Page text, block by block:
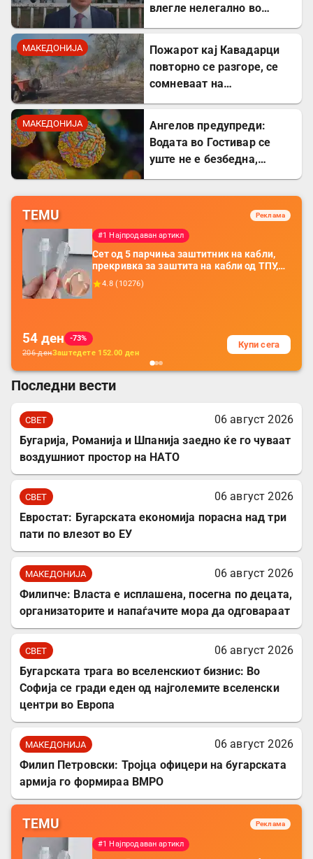
влегле нелегално во
МАКЕДОНИЈА
Пожарот кај Кавадарци
повторно се разгоре, се
сомневаат на
МАКЕДОНИЈА
Ангелов предупреди:
Водата во Гостивар се
уште не е безбедна,
TEMU Реклама
#1 Најпродаван артикл
Сет од 5 парчиња заштитник на кабли,
прекривка за заштита на кабли од ТПУ,
додатоци за заштита на кабли, без
батерија, за мобилни телефони, комплет
4.8 ( 10276)
54 ден
-73%
206денЗаштедете 152.00 ден
Купи сега
Последни вести
СВЕТ
06 август 2026
Бугарија, Романија и Шпанија заедно ќе го чуваат
воздушниот простор на НАТО
СВЕТ
06 август 2026
Евростат: Бугарската економија порасна над три
пати по влезот во ЕУ
МАКЕДОНИЈА
06 август 2026
Филипче: Власта е исплашена, посегна по децата,
организаторите и напаѓачите мора да одговараат
СВЕТ
06 август 2026
Бугарската трага во вселенскиот бизнис: Во
Софија се гради еден од најголемите вселенски
центри во Европа
МАКЕДОНИЈА
06 август 2026
Филип Петровски: Тројца офицери на бугарската
армија го формираа ВМРО
TEMU Реклама
#1 Најпродаван артикл